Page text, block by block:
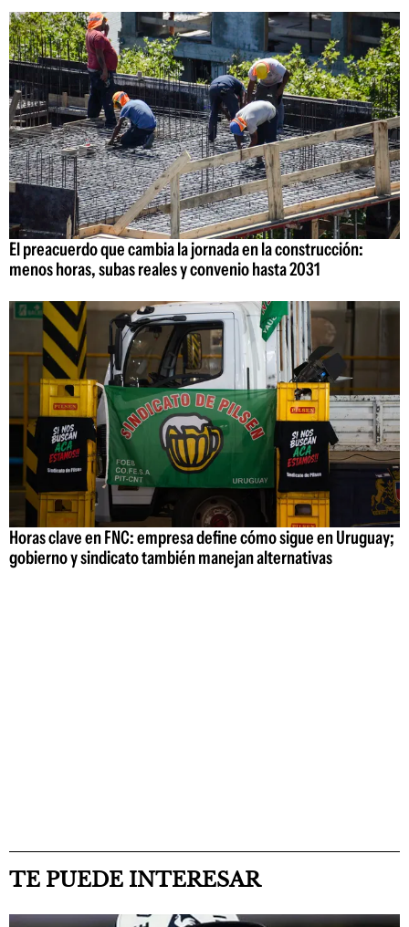
El preacuerdo que cambia la jornada en la construcción:
menos horas, subas reales y convenio hasta 2031
Horas clave en FNC: empresa define cómo sigue en Uruguay;
gobierno y sindicato también manejan alternativas
TE PUEDE INTERESAR